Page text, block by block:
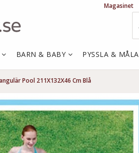
Pool 211X132X46 Cm Blå
Magasinet
BARN & BABY PYSSLA & MÅLA